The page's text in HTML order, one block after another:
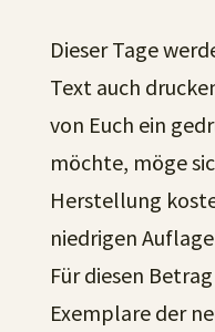
Dieser Tage
Text auch
von Euch ein
möchte, möge
Herstellung
niedrigen
Für diesen
Exemplare der